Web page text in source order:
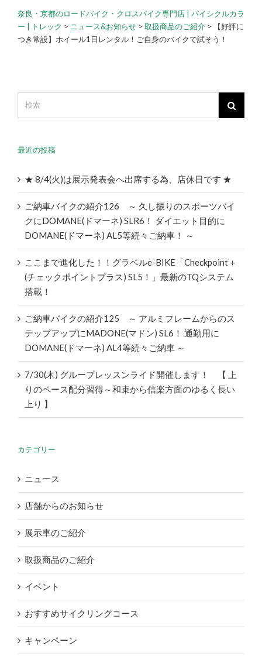
奈良・京都のロードバイク・クロスバイク専門店 | バイシクルカラ
ー | トレック > ニュース&お知らせ > 取扱商品のご紹介 >
【好評に
つき常設】ホイール1日レンタル！ご自身のバイクで試そう！
最近の投稿
★ 8/4(火)は展示発表会へ出席する為、店休日です ★
ご納車バイクの紹介126 ～ 久し振りのスポーツバイ
クにDOMANE(ドマーネ) SLR6！ ダイエット目的に
DOMANE(ドマーネ) AL5等続々ご納車！ ～
ここまで進化した！！グラベルe-BIKE「Checkpoint＋
(チェックポイントプラス) SL5！」最新のTQシステム
搭載！
ご納車バイクの紹介125 ～ アルミフレームからのス
テップアップにMADONE(マドン) SL6！ 通勤用に
DOMANE(ドマーネ) AL4等続々ご納車 ～
7/30(木) グループレッスンライド開催します！ 【 上
りのペース配分習得～和束から信楽方面のゆるく長い
上り 】
カテゴリー
ニュース
店舗からのお知らせ
展示車のご紹介
取扱商品のご紹介
イベント
おすすめサイクリングコース
キャンペーン